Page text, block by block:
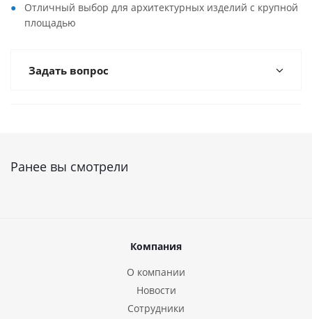
Отличный выбор для архитектурных изделий с крупной
площадью
Задать вопрос
Ранее вы смотрели
Компания
О компании
Новости
Сотрудники